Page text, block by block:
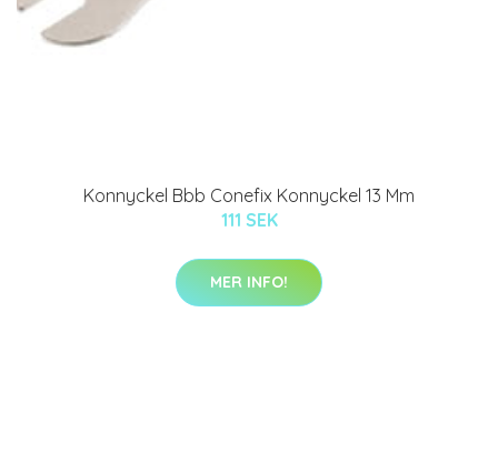
Konnyckel Bbb Conefix Konnyckel 13 Mm
111 SEK
MER INFO!